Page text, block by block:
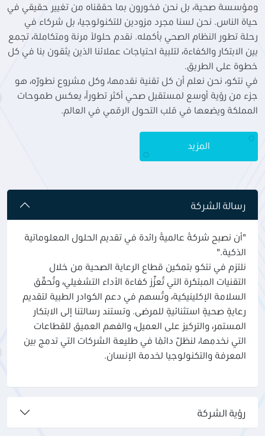
ومؤسسة صحية، بل نحن فخورون بما حققناه من تغيير حقيقي في
حياة الناس. نحن لسنا مجرد مزودين للتكنولوجيا، بل شركاء في
رحلة تطور النظام الصحي بأكمله. نقدم حلولاً مرنة ومتكاملة، تجمع
بين الابتكار والكفاءة، لتلبية احتياجات عملائنا الذين يثقون بنا في كل
خطوة على الطريق.
في نتكو، نحن نعلم أن كل تقنية نقدمها، وكل مشروع نطورّه، هو
جزء من رؤية أوسع لمستقبل صحي أكثر تطوراً، يعكس طموحات
المملكة ويضعها في قلب التحول الرقمي في العالم.
المزيد
رسالة الشركة
"أن نصبح شركةً عالميةً رائدة في تقديم الحلول المعلوماتية
الذكية."
نلتزم في نتكو بتمكين قطاع الرعاية الصحية من خلال
التقنيات المبتكرة التي تُعزِّز كفاءة الأداء التشغيلي، وتُحقّق
السلامة الإكلينيكية، وتُسهم في دعم الكوادر الطبية لتقديم
رعايةٍ صحيةٍ استثنائيةٍ للمرضى. وتستند رسالتنا إلى الابتكار
المستمر، والتركيز على العميل، والفهم العميق للقطاعات
التي نخدمها، لنظلّ دائمًا في طليعة الشركات التي تدمج بين
المعرفة والتكنولوجيا لخدمة الإنسان.
رؤية الشركة